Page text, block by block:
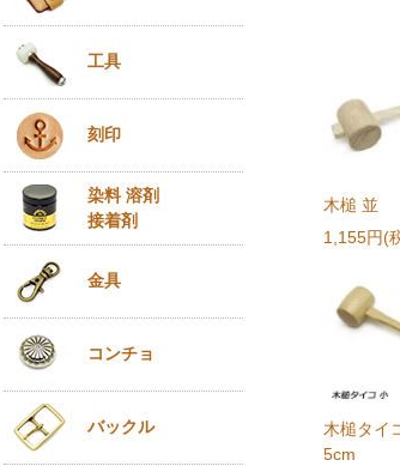
木槌 並
1,155円(
木槌タイ
5cm
工具
刻印
染料 溶剤
接着剤
金具
コンチョ
バックル